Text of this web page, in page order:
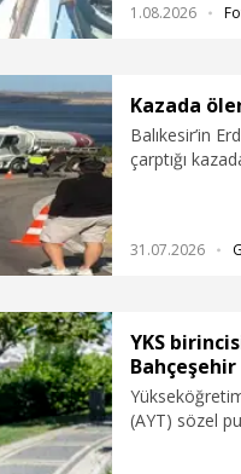
1.08.2026
Kazada
Balıkesir’in
çarptığı
31.07.2026
YKS
(AYT) sözel